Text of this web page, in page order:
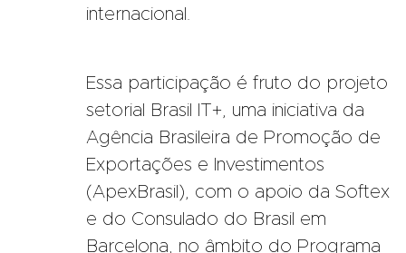
internacional.
Essa participação é fruto do projeto
setorial Brasil IT+, uma iniciativa da
Agência Brasileira de Promoção de
Exportações e Investimentos
(ApexBrasil), com o apoio da Softex
e do Consulado do Brasil em
Barcelona, no âmbito do Programa